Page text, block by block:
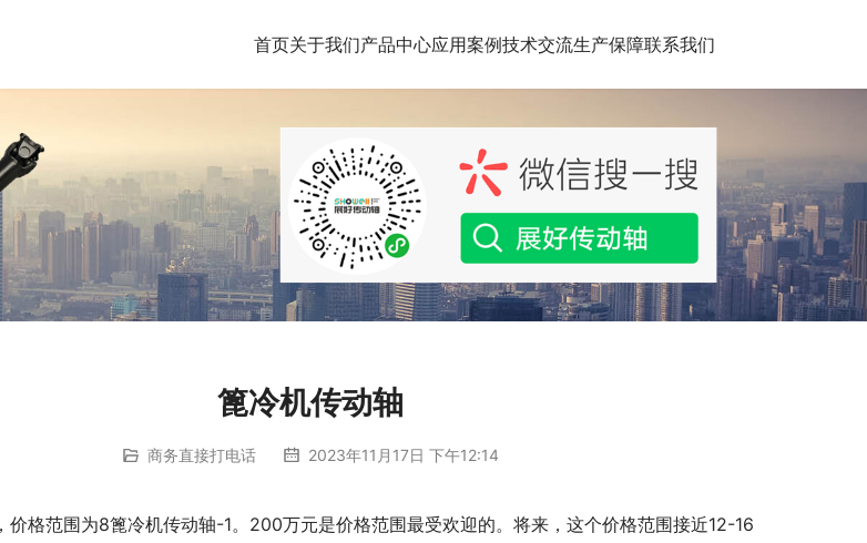
首页关于我们产品中心应用案例技术交流生产保障联系我们
篦冷机传动轴
商务直接打电话 2023年11月17日 下午12:14
价格范围为8篦冷机传动轴-1。200万元是价格范围最受欢迎的。将来，这个价格范围接近12-16